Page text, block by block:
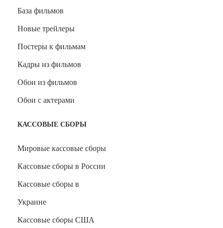
База фильмов
Новые трейлеры
Постеры к фильмам
Кадры из фильмов
Обои из фильмов
Обои с актерами
КАССОВЫЕ СБОРЫ
Мировые кассовые сборы
Кассовые сборы в России
Кассовые сборы в
Украине
Кассовые сборы США